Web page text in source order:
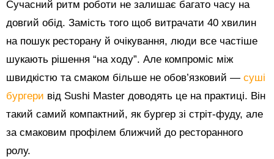
Сучасний ритм роботи не залишає багато часу на
довгий обід. Замість того щоб витрачати 40 хвилин
на пошук ресторану й очікування, люди все частіше
шукають рішення “на ходу”. Але компроміс між
швидкістю та смаком більше не обов’язковий — суші
бургери від Sushi Master доводять це на практиці. Він
такий самий компактний, як бургер зі стріт-фуду, але
за смаковим профілем ближчий до ресторанного
ролу.